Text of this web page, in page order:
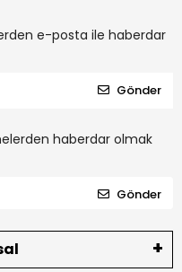
e-posta ile haberdar
Gönder
haberdar olmak
Gönder